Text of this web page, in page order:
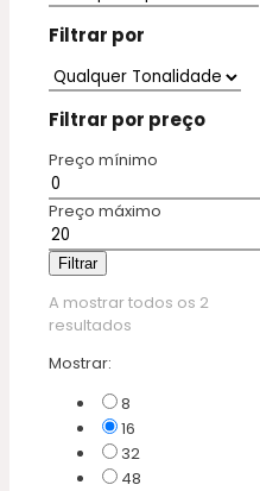
Filtrar por
Filtrar por preço
Preço mínimo
Preço máximo
Filtrar
A mostrar todos os 2
resultados
Mostrar:
8
16
32
48